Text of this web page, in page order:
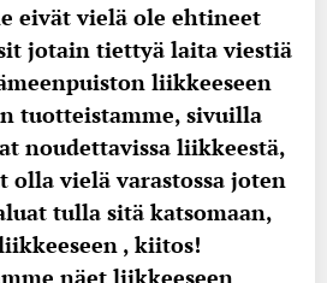
eivät vielä ole ehtineet
jotain tiettyä laita viestiä
liikkeeseen
tuotteistamme, sivuilla
noudettavissa liikkeestä,
olla vielä varastossa joten
tulla sitä katsomaan,
, kiitos!
näet liikkeeseen